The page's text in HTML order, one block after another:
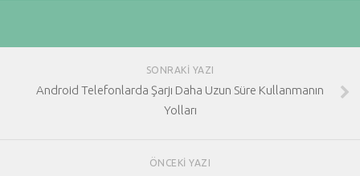
SONRAKI YAZI
Android Telefonlarda Şarjı Daha Uzun Süre Kullanmanın
Yolları
ÖNCEKI YAZI